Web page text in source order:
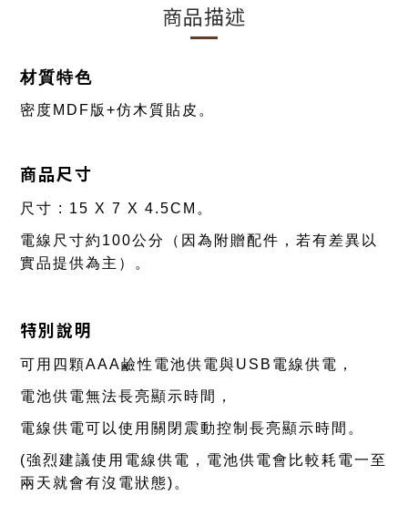
商品描述
材質特色
密度MDF版+仿木質貼皮 。
商品尺寸
尺寸 : 15 X 7 X 4.5CM 。
電線尺寸約100公分（因為附贈配件，若有差異以
實品提供為主）
。
特別說明
可用四顆AAA鹼性電池供電與USB電線供電 ，
電池供電無法長亮顯示時間 ，
電線供電可以使用關閉震動控制長亮顯示時間。
(強烈建議使用電線供電 ，電池供電會比較耗電一至
兩天就會有沒電狀態) 。